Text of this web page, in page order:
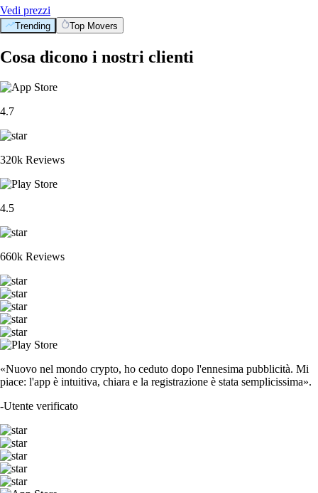
Vedi prezzi
Trending Top Movers
Cosa dicono i nostri clienti
4.7
320k Reviews
4.5
660k Reviews
«Nuovo nel mondo crypto, ho ceduto dopo l'ennesima pubblicità. Mi
piace: l'app è intuitiva, chiara e la registrazione è stata semplicissima».
-Utente verificato